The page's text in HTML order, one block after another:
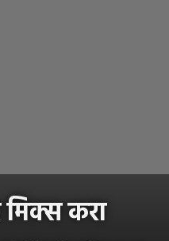
करा